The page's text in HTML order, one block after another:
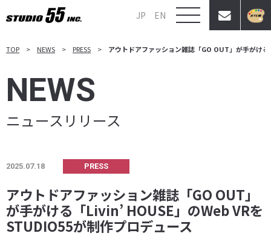
JP EN
TOP NEWS PRESS アウトドアファッション雑誌「GO OUT」が手がけ
NEWS
ニュースリリース
2025.07.18 PRESS
アウトドアファッション雑誌「GO OUT」
が手がける「Livin’ HOUSE」のWeb VRを
STUDIO55が制作プロデュース